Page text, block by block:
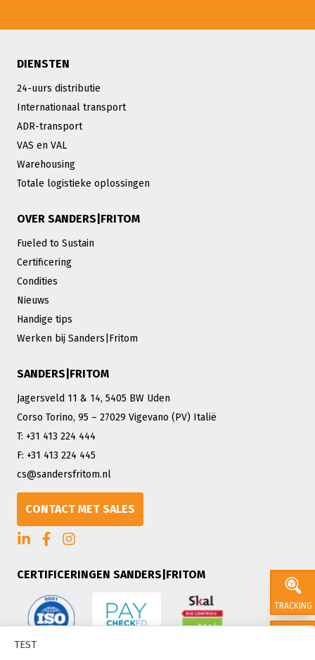
TEST
TRACKING
DIENSTEN
24-uurs distributie
Internationaal transport
ADR-transport
VAS en VAL
Warehousing
Totale logistieke oplossingen
OVER SANDERS|FRITOM
Fueled to Sustain
Certificering
Condities
Nieuws
Handige tips
Werken bij Sanders|Fritom
SANDERS|FRITOM
Jagersveld 11 & 14, 5405 BW Uden
Corso Torino, 95 – 27029 Vigevano (PV) Italië
T: +31 413 224 444
F: +31 413 224 445
cs@sandersfritom.nl
CONTACT MET SALES
CERTIFICERINGEN SANDERS|FRITOM